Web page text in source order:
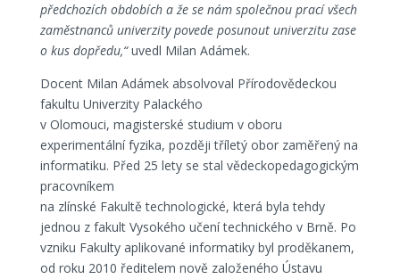
předchozích obdobích a že se nám společnou prací všech
zaměstnanců univerzity povede posunout univerzitu zase
o kus dopředu,“uvedl Milan Adámek.
Docent Milan Adámek absolvoval Přírodovědeckou
fakultu Univerzity Palackého
v Olomouci, magisterské studium v oboru
experimentální fyzika, později tříletý obor zaměřený na
informatiku. Před 25 lety se stal vědeckopedagogickým
pracovníkem
na zlínské Fakultě technologické, která byla tehdy
jednou z fakult Vysokého učení technického v Brně. Po
vzniku Fakulty aplikované informatiky byl proděkanem,
od roku 2010 ředitelem nově založeného Ústavu